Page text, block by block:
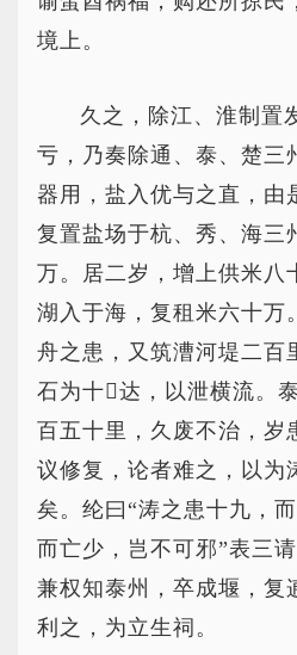
境上。
久之，除江、淮制置
亏，乃奏除通、泰、楚三
器用，盐入优与之直，由
复置盐场于杭、秀、海三
万。居二岁，增上供米八
湖入于海，复租米六十万
舟之患，又筑漕河堤二百
石为十达，以泄横流。
百五十里，久废不治，岁
议修复，论者难之，以为
矣。纶曰“涛之患十九，
而亡少，岂不可邪”表三
兼权知泰州，卒成堰，复
利之，为立生祠。